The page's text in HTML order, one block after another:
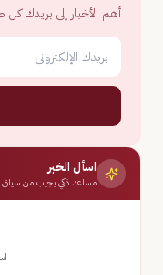
أهم الأخبار إلى بريدك كل
اسأل الخبر
مساعد ذكي يجيب من سياق